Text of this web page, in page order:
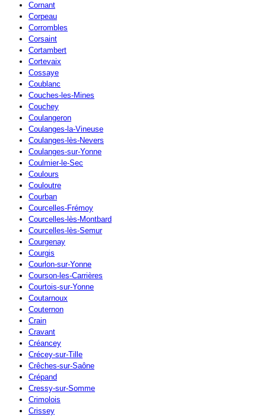
Cornant
Corpeau
Corrombles
Corsaint
Cortambert
Cortevaix
Cossaye
Coublanc
Couches-les-Mines
Couchey
Coulangeron
Coulanges-la-Vineuse
Coulanges-lès-Nevers
Coulanges-sur-Yonne
Coulmier-le-Sec
Coulours
Couloutre
Courban
Courcelles-Frémoy
Courcelles-lès-Montbard
Courcelles-lès-Semur
Courgenay
Courgis
Courlon-sur-Yonne
Courson-les-Carrières
Courtois-sur-Yonne
Coutarnoux
Couternon
Crain
Cravant
Créancey
Crécey-sur-Tille
Crêches-sur-Saône
Crépand
Cressy-sur-Somme
Crimolois
Crissey